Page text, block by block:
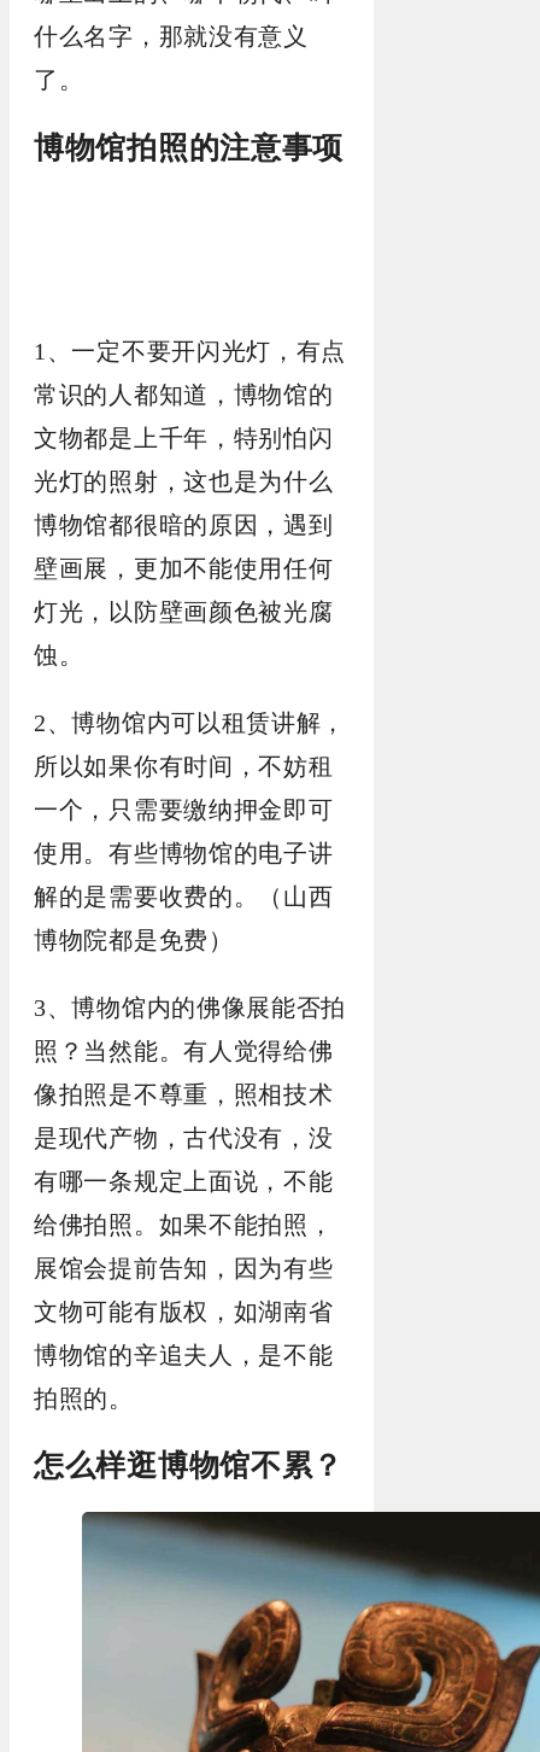
什么名字，那就没有意义
了。
博物馆拍照的注意事项
1、一定不要开闪光灯，有点
常识的人都知道，博物馆的
文物都是上千年，特别怕闪
光灯的照射，这也是为什么
博物馆都很暗的原因，遇到
壁画展，更加不能使用任何
灯光，以防壁画颜色被光腐
蚀。
2、博物馆内可以租赁讲解，
所以如果你有时间，不妨租
一个，只需要缴纳押金即可
使用。有些博物馆的电子讲
解的是需要收费的。（山西
博物院都是免费）
3、博物馆内的佛像展能否拍
照？当然能。有人觉得给佛
像拍照是不尊重，照相技术
是现代产物，古代没有，没
有哪一条规定上面说，不能
给佛拍照。如果不能拍照，
展馆会提前告知，因为有些
文物可能有版权，如湖南省
博物馆的辛追夫人，是不能
拍照的。
怎么样逛博物馆不累？